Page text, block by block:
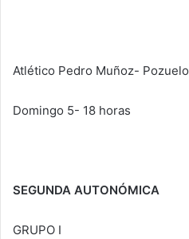
Atlético Pedro Muñoz- Pozuelo
Domingo 5- 18 horas
SEGUNDA AUTONÓMICA
GRUPO I